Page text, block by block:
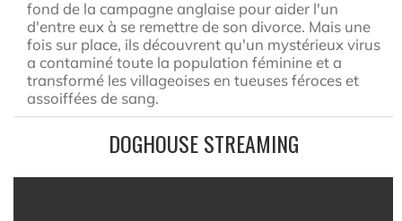
fond de la campagne anglaise pour aider l'un
d'entre eux à se remettre de son divorce. Mais une
fois sur place, ils découvrent qu'un mystérieux virus
a contaminé toute la population féminine et a
transformé les villageoises en tueuses féroces et
assoiffées de sang.
DOGHOUSE STREAMING